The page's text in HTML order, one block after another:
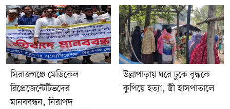
আদালতের মাধ্যমে আটক ১১ নারীকে জেলা কারাগারে পাঠানো হয়েছে।
সিরাজগঞ্জে মেডিকেল
রিপ্রেজেন্টেটিভদের
মানববন্ধন, নিরাপদ
উল্লাপাড়ায় ঘরে ঢুকে বৃদ্ধকে
কুপিয়ে হত্যা, স্ত্রী হাসপাতালে